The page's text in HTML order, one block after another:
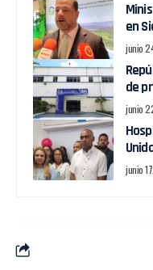
en
junio
de
junio
junio